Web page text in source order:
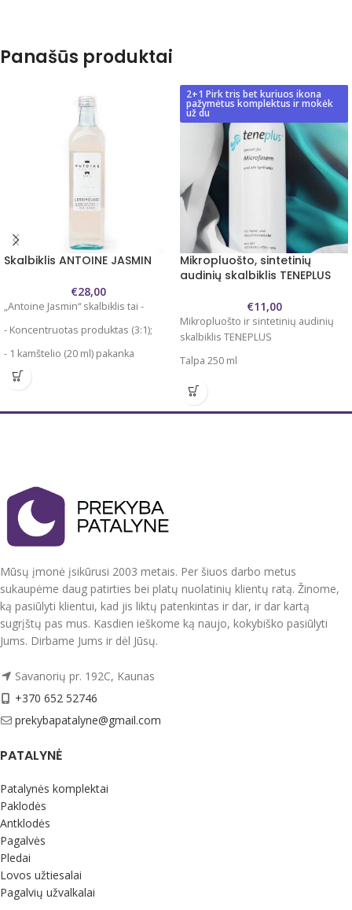
Panašūs produktai
Skalbiklis ANTOINE JASMIN
€28,00
„Antoine Jasmin“ skalbiklis tai -
- Koncentruotas produktas (3:1);
- 1 kamštelio (20 ml) pakanka
išskalbti 10 marškinėlių arba 3 kg
drabužių ;
- Galima skalbti 30 laipsnių
rekomenduojame naudoti vienodai
kvepiančias priemones (skalbiklis +
minkštiklis).
Talpa: 750 ml. Skalbiklio užteks apie
30 skalbimų
2+1 Pirk tris bet kuriuos ikona
pažymėtus komplektus ir mokėk
už du
Mikropluošto, sintetinių
audinių skalbiklis TENEPLUS
€11,00
Mikropluošto ir sintetinių audinių
skalbiklis TENEPLUS
Talpa 250 ml
Pagaminta Vokietijoje
Teneplus plauna švelniai ir
Mūsų įmonė įsikūrusi 2003 metais. Per šiuos darbo metus
sukaupėme daug patirties bei platų nuolatinių klientų ratą. Žinome,
ką pasiūlyti klientui, kad jis liktų patenkintas ir dar, ir dar kartą
sugrįštų pas mus. Kasdien ieškome ką naujo, kokybiško pasiūlyti
Jums. Dirbame Jums ir dėl Jūsų.
Savanorių pr. 192C, Kaunas
+370 652 52746
prekybapatalyne@gmail.com
PATALYNĖ
Patalynės komplektai
Paklodės
Antklodės
Pagalvės
Pledai
Lovos užtiesalai
Pagalvių užvalkalai